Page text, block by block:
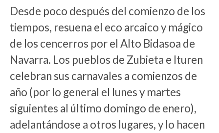
Desde poco después del comienzo de los
tiempos, resuena el eco arcaico y mágico
de los cencerros por el Alto Bidasoa de
Navarra. Los pueblos de Zubieta e Ituren
celebran sus carnavales a comienzos de
año (por lo general el lunes y martes
siguientes al último domingo de enero),
adelantándose a otros lugares, y lo hacen